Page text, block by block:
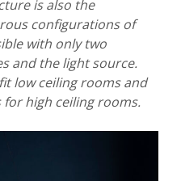
is also the
configurations of
with only two
and the light source.
low ceiling rooms and
high ceiling rooms.